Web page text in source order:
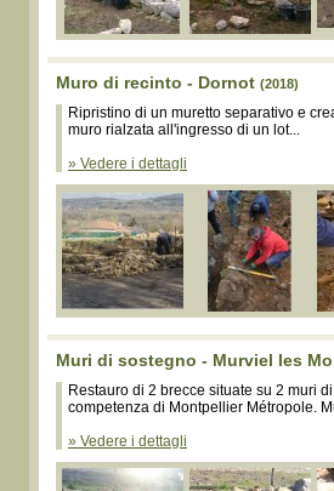
Muro di recinto - Dornot (2018)
Ripristino di un muretto separativo e
muro rialzata all'ingresso di un lot...
» Vedere i dettagli
Muri di sostegno - Murviel les
Restauro di 2 brecce situate su 2 muri
competenza di Montpellier Métropole.
» Vedere i dettagli